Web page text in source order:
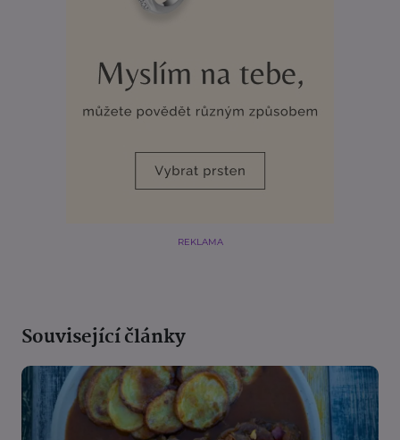
REKLAMA
Související články